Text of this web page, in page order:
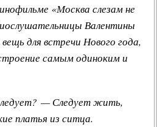
«Москва слезам не
Валентины
для встречи Нового года,
самым одиноким и
— Следует жить,
платья из ситца.